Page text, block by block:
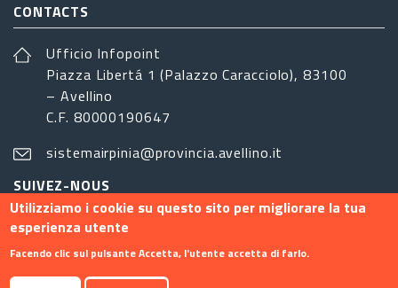
CONTACTS
Ufficio Infopoint
Piazza Libertá 1 (Palazzo Caracciolo), 83100
– Avellino
C.F. 80000190647
sistemairpinia@provincia.avellino.it
SUIVEZ-NOUS
Utilizziamo i cookie su questo sito per migliorare la tua
esperienza utente
Facendo clic sul pulsante Accetta, l'utente accetta di farlo.